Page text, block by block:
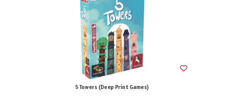
5 Towers (Deep Print Games)